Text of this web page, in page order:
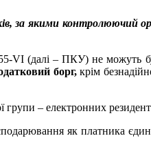
якими контролюючий
VI (далі – ПКУ) не можуть
борг,крім
– електронних
як платника